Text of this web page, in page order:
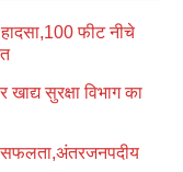
फीट नीचे
सुरक्षा विभाग का
सफलता,अंतरजनपदीय